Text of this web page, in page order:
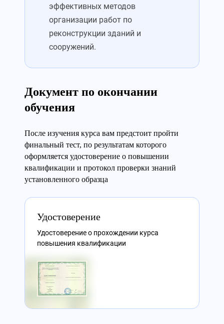
эффективных методов
организации работ по
реконструкции зданий и
сооружений.
Документ по окончании
обучения
После изучения курса вам предстоит пройти
финальный тест, по результатам которого
оформляется удостоверение о повышении
квалификации и протокол проверки знаний
установленного образца
Удостоверение
Удостоверение о прохождении курса
повышения квалификации